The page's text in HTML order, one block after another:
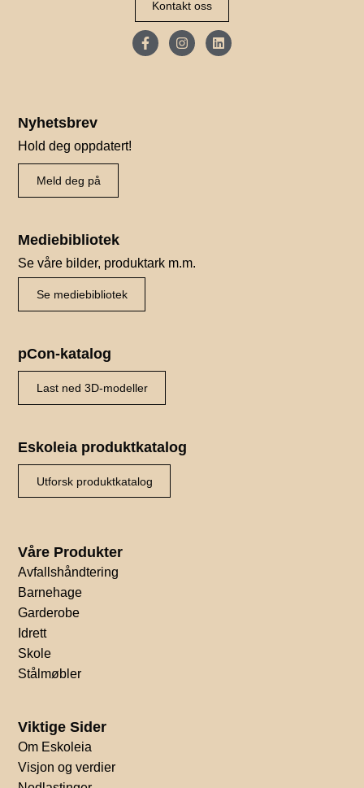
Kontakt oss
Nyhetsbrev
Hold deg oppdatert!
Meld deg på
Mediebibliotek
Se våre bilder, produktark m.m.
Se mediebibliotek
pCon-katalog
Last ned 3D-modeller
Eskoleia produktkatalog
Utforsk produktkatalog
Våre Produkter
Avfallshåndtering
Barnehage
Garderobe
Idrett
Skole
Stålmøbler
Viktige Sider
Om Eskoleia
Visjon og verdier